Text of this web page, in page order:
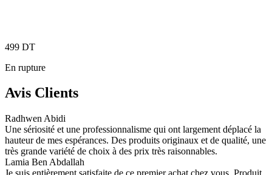
499 DT
En rupture
Avis Clients
Radhwen Abidi
Une sériosité et une professionnalisme qui ont largement déplacé la
hauteur de mes espérances. Des produits originaux et de qualité, une
très grande variété de choix à des prix très raisonnables.
Lamia Ben Abdallah